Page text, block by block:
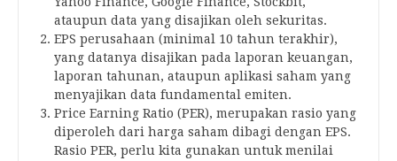
ataupun data yang disajikan oleh sekuritas.
EPS perusahaan (minimal 10 tahun terakhir),
yang datanya disajikan pada laporan keuangan,
laporan tahunan, ataupun aplikasi saham yang
menyajikan data fundamental emiten.
Price Earning Ratio (PER), merupakan rasio yang
diperoleh dari harga saham dibagi dengan EPS.
Rasio PER, perlu kita gunakan untuk menilai